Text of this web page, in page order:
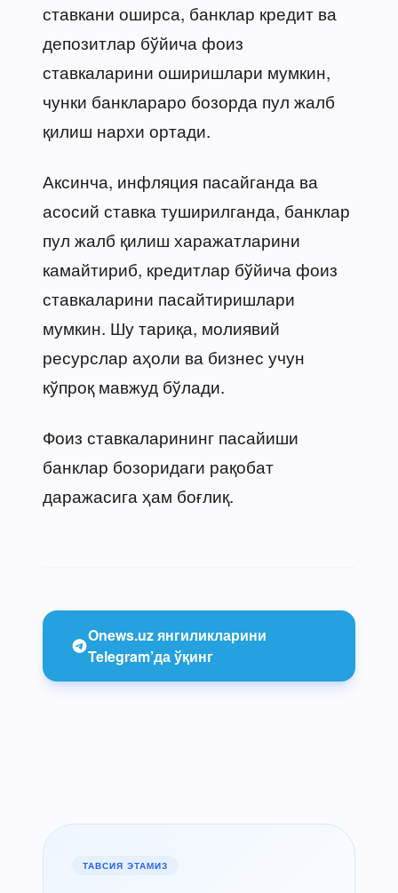
ставкани оширса, банклар кредит ва
депозитлар бўйича фоиз
ставкаларини оширишлари мумкин,
чунки банклараро бозорда пул жалб
қилиш нархи ортади.
Аксинча, инфляция пасайганда ва
асосий ставка туширилганда, банклар
пул жалб қилиш харажатларини
камайтириб, кредитлар бўйича фоиз
ставкаларини пасайтиришлари
мумкин. Шу тариқа, молиявий
ресурслар аҳоли ва бизнес учун
кўпроқ мавжуд бўлади.
Фоиз ставкаларининг пасайиши
банклар бозоридаги рақобат
даражасига ҳам боғлиқ.
Onews.uz янгиликларини
Telegram’да ўқинг
ТАВСИЯ ЭТАМИЗ